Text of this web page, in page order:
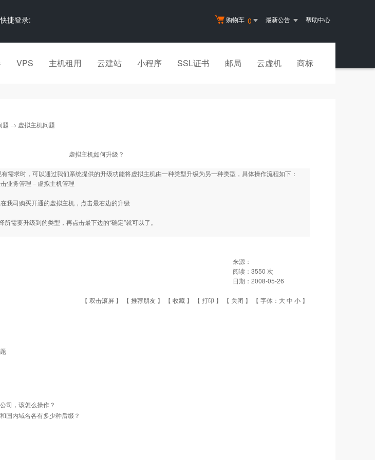
购物车 0 最新公告 帮助中心
快捷登录:
VPS 主机租用 云建站 小程序 SSL证书 邮局 云虚机 商标
题 → 虚拟主机问题
虚拟主机如何升级？
需求时，可以通过我们系统提供的升级功能将虚拟主机由一种类型升级为另一种类型，具体操作流程如下：
业务管理－虚拟主机管理
我司购买开通的虚拟主机，点击最右边的升级
需要升级到的类型，再点击最下边的“确定”就可以了。
来源：
阅读： 3550 次
日期： 2008-05-26
【 双击滚屏 】 【 推荐朋友 】 【 收藏 】 【 打印 】 【 关闭 】 【 字体： 大中 小 】
司，该怎么操作？
国内域名各有多少种后缀？